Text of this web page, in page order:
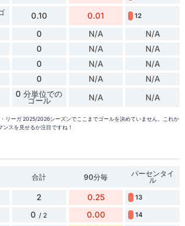
0.10 0.01 12
0 N/A N/A
0 N/A N/A
0 N/A N/A
0 N/A N/A
0 分単位での
ゴール N/A N/A
リーガ 2025/2026シーズンでここまでゴールを決めていません。これか
スを見せるか注目ですね！
合計 90分毎 パーセンタイ
ル
2 0.25 13
0 / 2 0.00 14